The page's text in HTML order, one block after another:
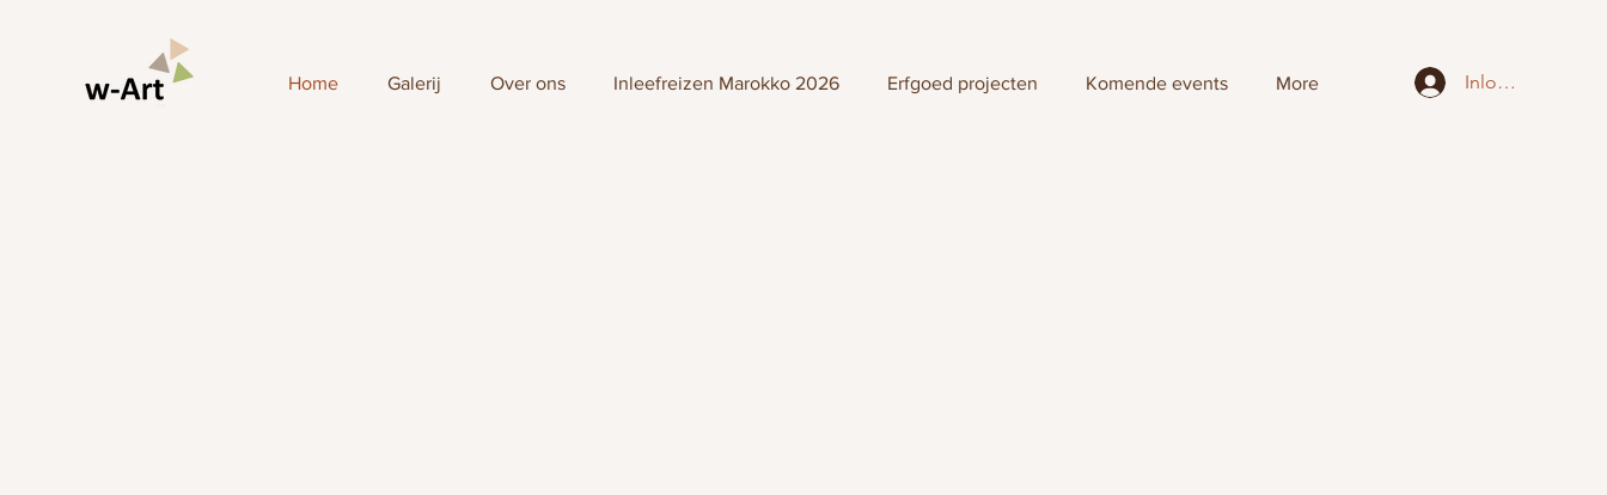
Home Galerij Over ons Inleefreizen Marokko 2026 Erfgoed projecten Komende events More Inloggen